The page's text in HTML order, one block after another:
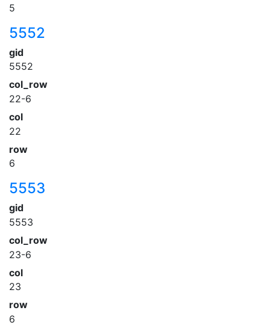
5
5552
gid
5552
col_row
22-6
col
22
row
6
5553
gid
5553
col_row
23-6
col
23
row
6